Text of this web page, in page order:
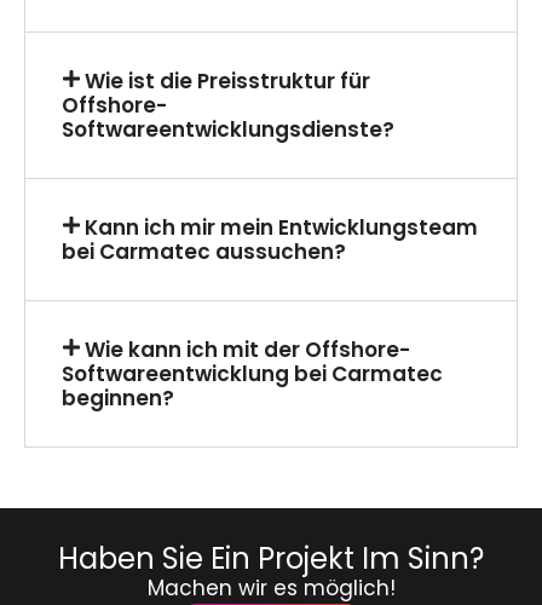
Wie ist die Preisstruktur für
Offshore-
Softwareentwicklungsdienste?
Kann ich mir mein Entwicklungsteam
bei Carmatec aussuchen?
Wie kann ich mit der Offshore-
Softwareentwicklung bei Carmatec
beginnen?
Haben Sie Ein Projekt Im Sinn?
Machen wir es möglich!